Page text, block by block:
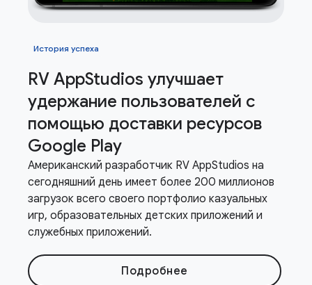
История успеха
RV AppStudios улучшает
удержание пользователей с
помощью доставки ресурсов
Google Play
Американский разработчик RV AppStudios на
сегодняшний день имеет более 200 миллионов
загрузок всего своего портфолио казуальных
игр, образовательных детских приложений и
служебных приложений.
Подробнее